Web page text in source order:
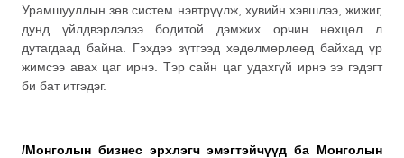
Урамшууллын зөв систем нэвтрүүлж, хувийн хэвшлээ, жижиг,
дунд үйлдвэрлэлээ бодитой дэмжих орчин нөхцөл л
дутагдаад байна. Гэхдээ зүтгээд хөдөлмөрлөөд байхад үр
жимсээ авах цаг ирнэ. Тэр сайн цаг удахгүй ирнэ ээ гэдэгт
би бат итгэдэг.
/Монголын бизнес эрхлэгч эмэгтэйчүүд ба Монголын